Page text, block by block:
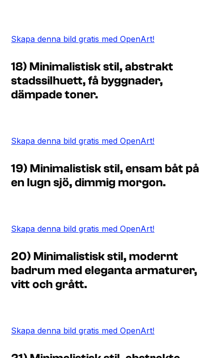
Skapa denna bild gratis med OpenArt!
18) Minimalistisk stil, abstrakt
stadssilhuett, få byggnader,
dämpade toner.
Skapa denna bild gratis med OpenArt!
19) Minimalistisk stil, ensam båt på
en lugn sjö, dimmig morgon.
Skapa denna bild gratis med OpenArt!
20) Minimalistisk stil, modernt
badrum med eleganta armaturer,
vitt och grått.
Skapa denna bild gratis med OpenArt!